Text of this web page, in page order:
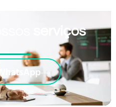
serviços